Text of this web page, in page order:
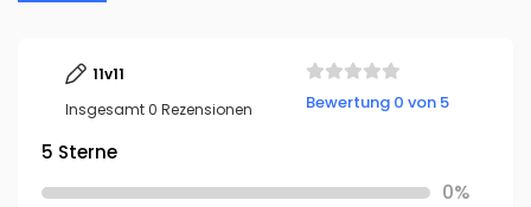
11v11
Insgesamt 0 Rezensionen
Bewertung 0 von 5
5 Sterne
0%